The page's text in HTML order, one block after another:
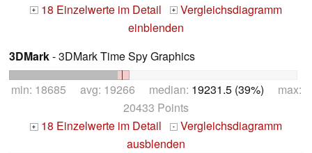
+ 18 Einzelwerte im Detail +
Vergleichsdiagramm
einblenden
3DMark- 3DMark Time Spy Graphics
min: 18685 avg: 19266 median: 19231.5 (39%) max:
20433 Points
+ 18 Einzelwerte im Detail -
Vergleichsdiagramm
ausblenden